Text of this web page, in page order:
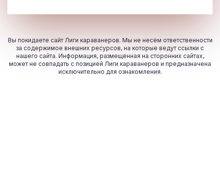
Вы покидаете сайт Лиги караванеров. Мы не несём ответственности
за содержимое внешних ресурсов, на которые ведут ссылки с
нашего сайта. Информация, размещённая на сторонних сайтах,
может не совпадать с позицией Лиги караванеров и предназначена
исключительно для ознакомления.